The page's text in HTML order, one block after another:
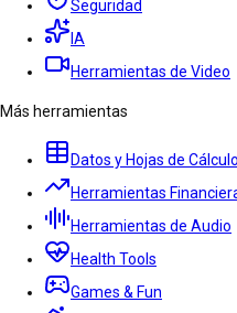
Seguridad
IA
Herramientas de Video
Más herramientas
Datos y Hojas de Cálculo
Herramientas
Herramientas de Audio
Health Tools
Games & Fun